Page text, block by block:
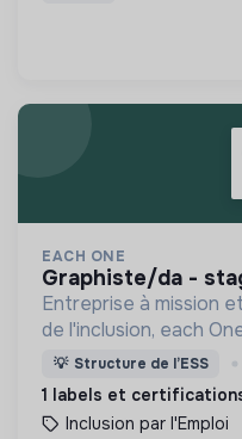
EACH ONE
graphiste/da -
Entreprise à mission
de l'inclusion, each
en main de
aux personnes
💡 Structure de l’ESS
1 labels et
Inclusion par l'Emploi